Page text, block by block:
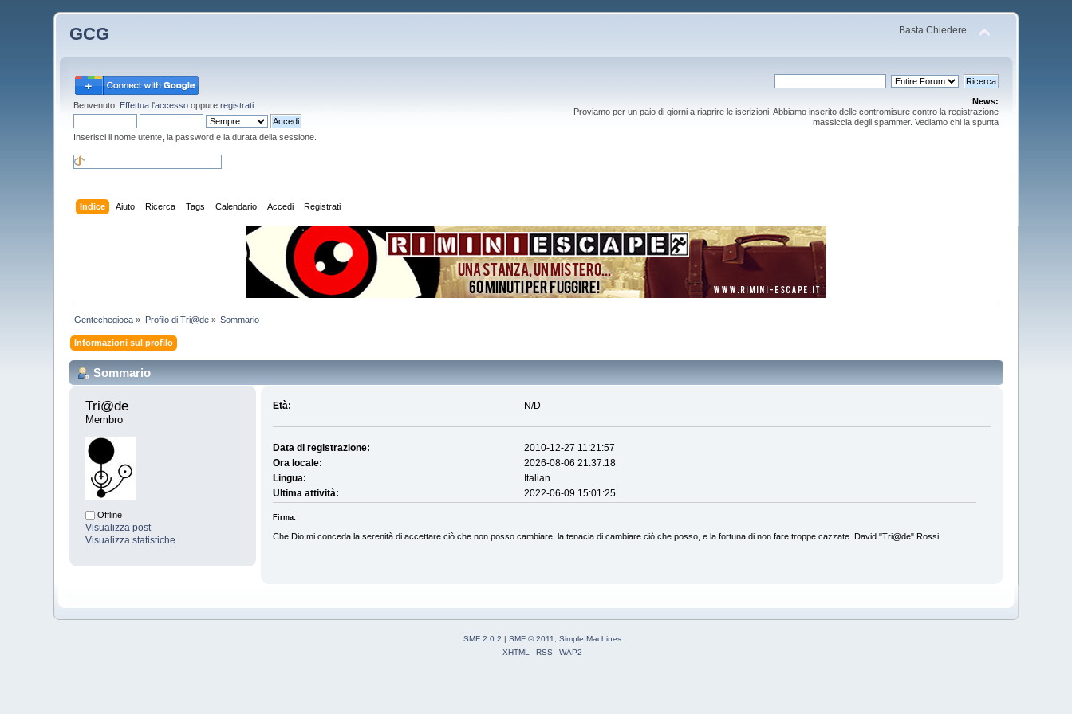
GCG Basta Chiedere
Benvenuto! Effettua l'accesso oppureregistrati
Inserisci il nome utente, la password e la durata della sessione.
News:
Proviamo per un paio di giorni a riaprire le iscrizioni. Abbiamo inserito delle contromisure contro la registrazione
massiccia degli spammer. Vediamo chi la spunta
Indice Aiuto Ricerca Tags Calendario Accedi Registrati
Gentechegioca » Profilo di Tri@de» Sommario
Informazioni sul profilo
Sommario
Tri@de
Membro
Offline
Visualizza post
Visualizza statistiche
Età: N/D
Data di registrazione:
2010-12-27 11:21:57
Ora locale:
2026-08-06 21:37:18
Lingua:
Italian
Ultima attività:
2022-06-09 15:01:25
Firma:
Che Dio mi conceda la serenità di accettare ciò che non posso cambiare, la tenacia di cambiare ciò che posso, e la fortuna di non fare troppe cazzate. David "Tri@de" Rossi
SMF 2.0.2 | SMF © 2011
Simple Machines
XHTML
RSS WAP2